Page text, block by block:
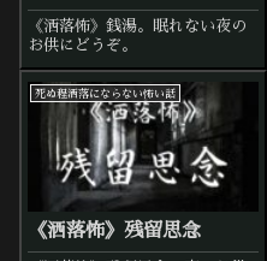
《洒落怖》銭湯。眠れない夜の
お供にどうぞ。
死ぬ程洒落にならない怖い話
《洒落怖》残留思念